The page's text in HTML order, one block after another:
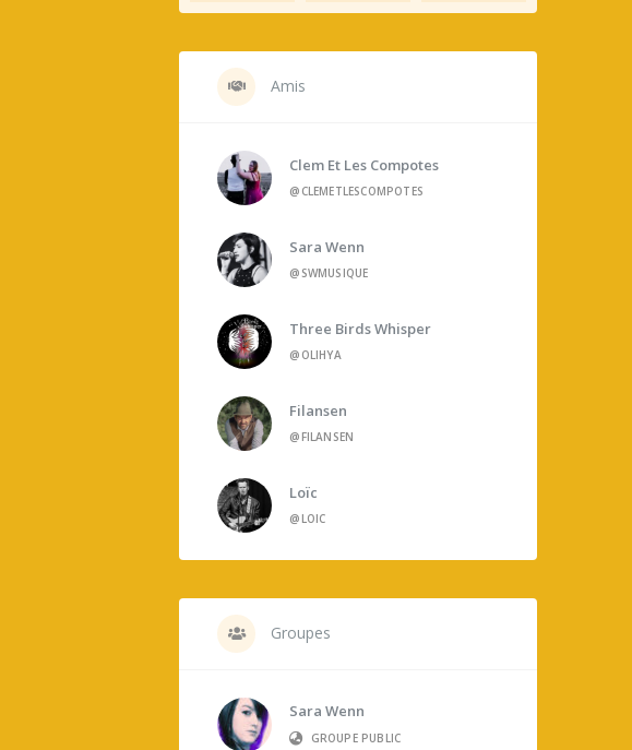
Amis
Clem Et Les Compotes
@CLEMETLESCOMPOTES
Sara Wenn
@SWMUSIQUE
Three Birds Whisper
@OLIHYA
Filansen
@FILANSEN
Loïc
@LOIC
Groupes
Sara Wenn
GROUPE PUBLIC